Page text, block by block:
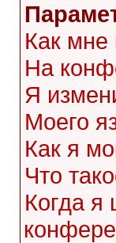
Как мне
На
Я
Моего
Как я
Что
Когда я